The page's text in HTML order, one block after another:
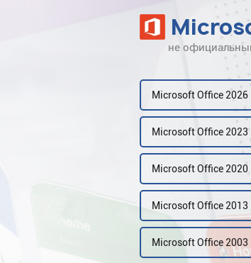
не
Microsoft Office 2026
Microsoft Office 2023
Microsoft Office 2020
Microsoft Office 2013
Microsoft Office 2003